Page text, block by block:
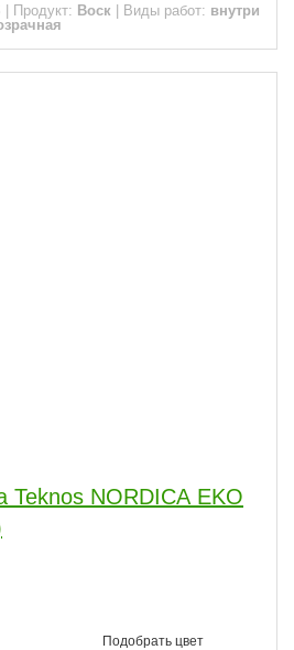
Продукт: Воск Виды работ: внутри
Teknos NORDICA EKO